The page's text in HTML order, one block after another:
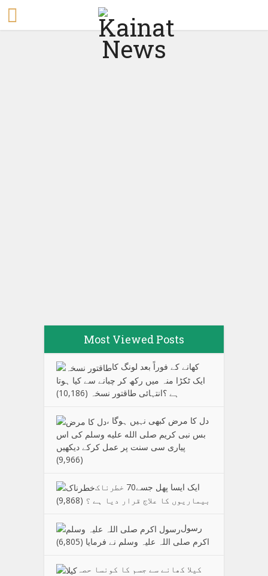
Most Viewed Posts
کھانے کے فوراً بعد لونگ کا
ایک ٹکڑا منہ میں رکھ کر چبانے سے کیا ہوتا
ہے ؟انتہائی طاقتور نسخہ
(10,186)
دل کا مرض کبھی نہیں ہوگا ،
بس نبی کریم صلی الله علیه وسلم کی اس
پیاری سی سنت پر عمل کرکے دیکھیں
(9,966)
ایک ایسا پھل جسے70 خطرناک
بیماریوں کا علاج قرار دیا ہے ؟ (9,868)
رسول
اکرم صلی اللہ علیہ وسلم نے فرمایا (6,805)
کیلا کھانے سے جسم کا کونسا حصہ